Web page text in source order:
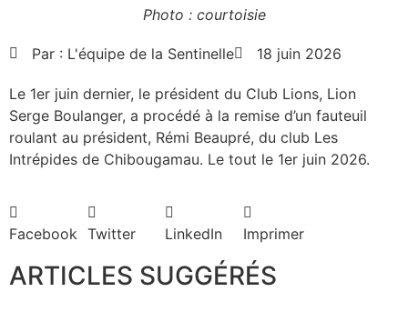
Photo : courtoisie
Par : L'équipe de la Sentinelle 18 juin 2026
Le 1er juin dernier, le président du Club Lions, Lion
Serge Boulanger, a procédé à la remise d’un fauteuil
roulant au président, Rémi Beaupré, du club Les
Intrépides de Chibougamau. Le tout le 1er juin 2026.
Facebook Twitter LinkedIn Imprimer
ARTICLES SUGGÉRÉS